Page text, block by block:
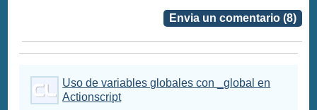
Envia un comentario (8)
Uso de variables globales con _global en
Actionscript